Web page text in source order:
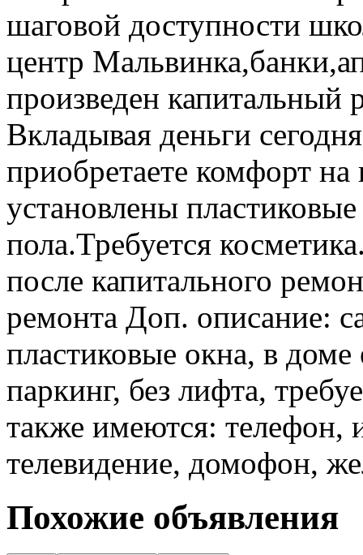
шаговой доступности
центр
произведен капитальный
Вкладывая деньги
приобретаете комфорт на
установлены
пола.Требуется
после капитального
ремонта Доп. описание:
пластиковые окна, в
паркинг, без лифта,
также имеются: телефон,
телевидение, домофон,
Похожие объявления